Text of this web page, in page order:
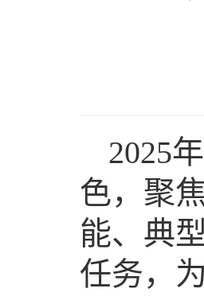
2025
色，聚
能、典
任务，